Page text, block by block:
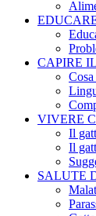
CAPIRE
VIVERE
Il
Il
SALUTE